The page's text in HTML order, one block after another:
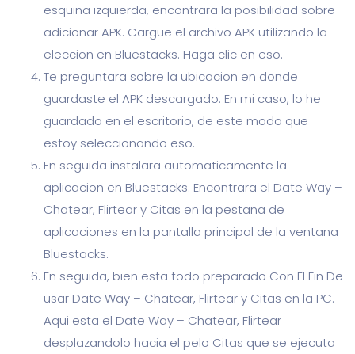
esquina izquierda, encontrara la posibilidad sobre
adicionar APK. Cargue el archivo APK utilizando la
eleccion en Bluestacks. Haga clic en eso.
Te preguntara sobre la ubicacion en donde
guardaste el APK descargado. En mi caso, lo he
guardado en el escritorio, de este modo que
estoy seleccionando eso.
En seguida instalara automaticamente la
aplicacion en Bluestacks. Encontrara el Date Way –
Chatear, Flirtear y Citas en la pestana de
aplicaciones en la pantalla principal de la ventana
Bluestacks.
En seguida, bien esta todo preparado Con El Fin De
usar Date Way – Chatear, Flirtear y Citas en la PC.
Aqui esta el Date Way – Chatear, Flirtear
desplazandolo hacia el pelo Citas que se ejecuta